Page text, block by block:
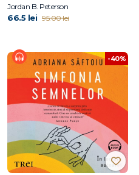
Jordan B. Peterson
66.5 lei 95.00 lei
-40%